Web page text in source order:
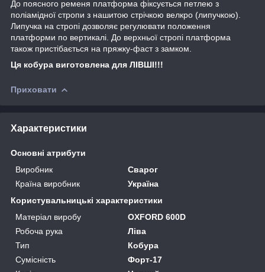
До поясного ременя платформа фіксується петлею з
поліамідної стропи з нашитою стрічкою велкро (липучкою).
Липучка на стропі дозволяє регулювати положення
платформи по вертикалі. До верхньої стропі платформа
також пристібається на пряжку-фаст з замком.
Ця кобура виготовлена для ЛІВШІ!!!
Приховати
Характеристики
Основні атрибути
Виробник
Сварог
Країна виробник
Україна
Користувальницькі характеристики
Матеріал виробу
OXFORD 600D
Робоча рука
Ліва
Тип
Кобура
Сумісність
Форт-17